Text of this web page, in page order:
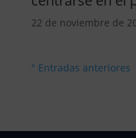
22 de noviembre de
" Entradas anteriores